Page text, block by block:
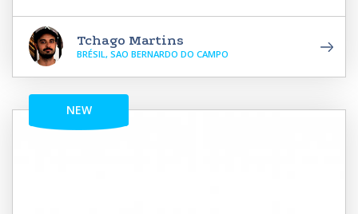
Tchago Martins
BRÉSIL, SAO BERNARDO DO CAMPO
NEW